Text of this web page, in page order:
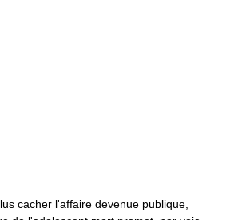
cacher l'affaire devenue publique,